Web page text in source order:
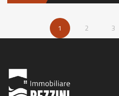
1 2 3